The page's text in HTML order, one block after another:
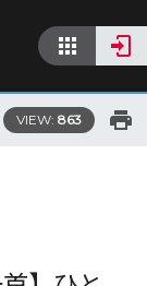
VIEW: 863